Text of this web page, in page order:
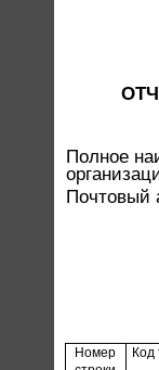
Полное
Почтовый
Номер
Код